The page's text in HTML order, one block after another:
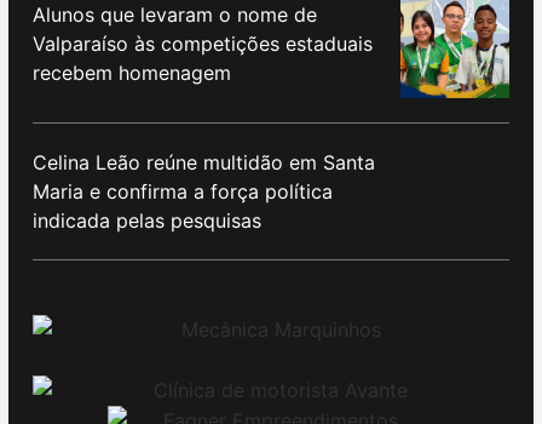
Alunos que levaram o nome de
Valparaíso às competições estaduais
recebem homenagem
Celina Leão reúne multidão em Santa
Maria e confirma a força política
indicada pelas pesquisas